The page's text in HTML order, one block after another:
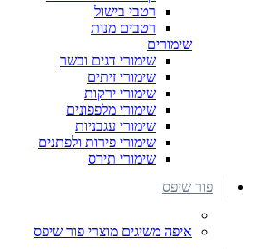
רטבי בישול
רטבים מנות
שימורים
שימורי דגים ובשר
שימורי זיתים
שימורי ירקות
שימורי מלפפונים
שימורי עגבניות
שימורי פירות ולפתנים
שימורי תירס
פור שיפס
איפה משיגים מוצרי פור שיפס